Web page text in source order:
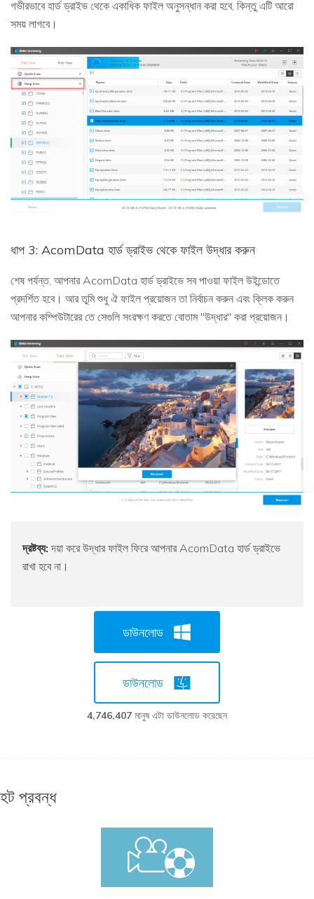
গভীরভাবে হার্ড ড্রাইভ থেকে একাধিক ফাইল অনুসন্ধান করা হবে, কিন্তু এটি আরো
সময় লাগবে।
ধাপ 3: AcomData হার্ড ড্রাইভ থেকে ফাইল উদ্ধার করুন
শেষ পর্যন্ত, আপনার AcomData হার্ড ড্রাইভে সব পাওয়া ফাইল উইন্ডোতে
প্রদর্শিত হবে। আর তুমি শুধু ঐ ফাইল প্রয়োজন তা নির্বাচন করুন এবং ক্লিক করুন
আপনার কম্পিউটারের তে সেগুলি সংরক্ষণ করতে বোতাম "উদ্ধার" করা প্রয়োজন।
দ্রষ্টব্য: দয়া করে উদ্ধার ফাইল ফিরে আপনার AcomData হার্ড ড্রাইভে
রাখা হবে না।
ডাউনলোড
ডাউনলোড
4,746,407 মানুষ এটা ডাউনলোড করেছেন
হট প্রবন্ধ